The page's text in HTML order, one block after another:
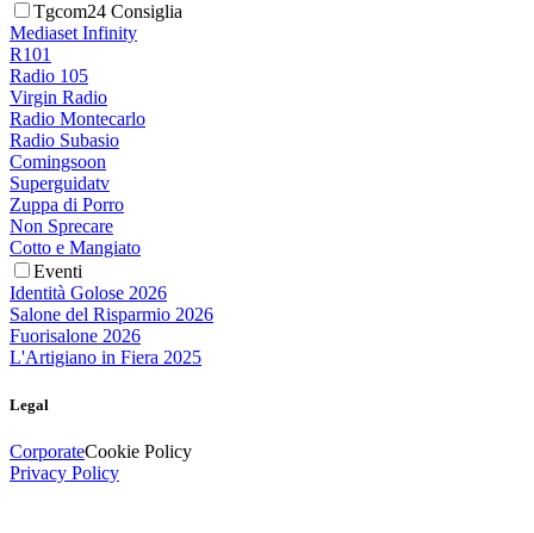
Tgcom24 Consiglia
Mediaset Infinity
R101
Radio 105
Virgin Radio
Radio Montecarlo
Radio Subasio
Comingsoon
Superguidatv
Zuppa di Porro
Non Sprecare
Cotto e Mangiato
Eventi
Identità Golose 2026
Salone del Risparmio 2026
Fuorisalone 2026
L'Artigiano in Fiera 2025
Legal
CorporateCookie Policy
Privacy Policy